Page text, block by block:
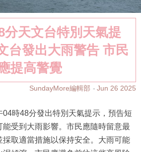
分天文台特別天氣提
台發出大雨警告 市民
提高警覺
SundayMore編輯部 Jun 26 2025
時48分發出特別天氣提示，預告短
受到大雨影響。市民應隨時留意最
採取適當措施以保持安全。大雨可能